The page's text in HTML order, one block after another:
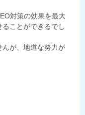
対策の効果を最大
ことができるでし
が、地道な努力が